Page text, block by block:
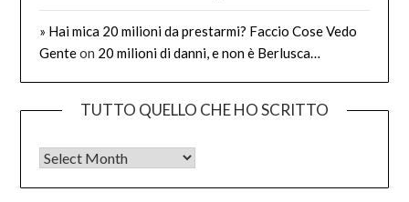
» Hai mica 20 milioni da prestarmi? Faccio Cose Vedo
Genteon 20 milioni di danni, e non è Berlusca…
TUTTO QUELLO CHE HO SCRITTO
Tutto quello che ho scritto